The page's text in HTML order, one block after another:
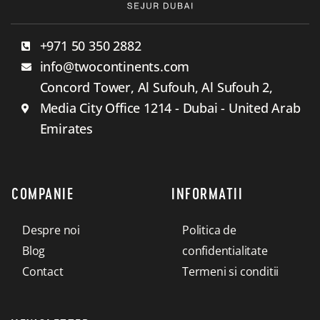
+971 50 350 2882
info@twocontinents.com
Concord Tower, Al Sufouh, Al Sufouh 2,
Media City Office 1214 - Dubai - United Arab
Emirates
COMPANIE
Despre noi
Blog
Contact
INFORMATII
Politica de
confidentialitate
Termeni si conditii